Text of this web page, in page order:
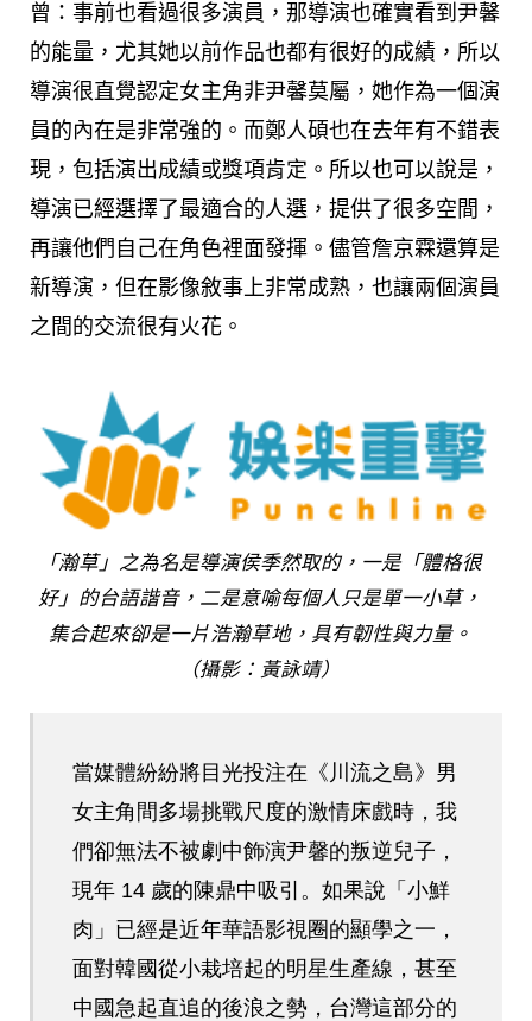
曾：事前也看過很多演員，那導演也確實看到尹馨
的能量，尤其她以前作品也都有很好的成績，所以
導演很直覺認定女主角非尹馨莫屬，她作為一個演
員的內在是非常強的。而鄭人碩也在去年有不錯表
現，包括演出成績或獎項肯定。所以也可以說是，
導演已經選擇了最適合的人選，提供了很多空間，
再讓他們自己在角色裡面發揮。儘管詹京霖還算是
新導演，但在影像敘事上非常成熟，也讓兩個演員
之間的交流很有火花。
「瀚草」之為名是導演侯季然取的，一是「體格很
好」的台語諧音，二是意喻每個人只是單一小草，
集合起來卻是一片浩瀚草地，具有韌性與力量。
（攝影：黃詠靖）
當媒體紛紛將目光投注在《川流之島》男
女主角間多場挑戰尺度的激情床戲時，我
們卻無法不被劇中飾演尹馨的叛逆兒子，
現年 14 歲的陳鼎中吸引。如果說「小鮮
肉」已經是近年華語影視圈的顯學之一，
面對韓國從小栽培起的明星生產線，甚至
中國急起直追的後浪之勢，台灣這部分的